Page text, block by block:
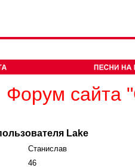
Форум сайта
Lake
Станислав
46